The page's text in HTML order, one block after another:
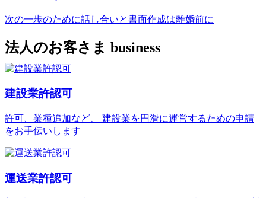
次の一歩のために話し合いと書面作成は離婚前に
法人のお客さま business
建設業許認可
許可、業種追加など、 建設業を円滑に運営するための申請
をお手伝いします
運送業許認可